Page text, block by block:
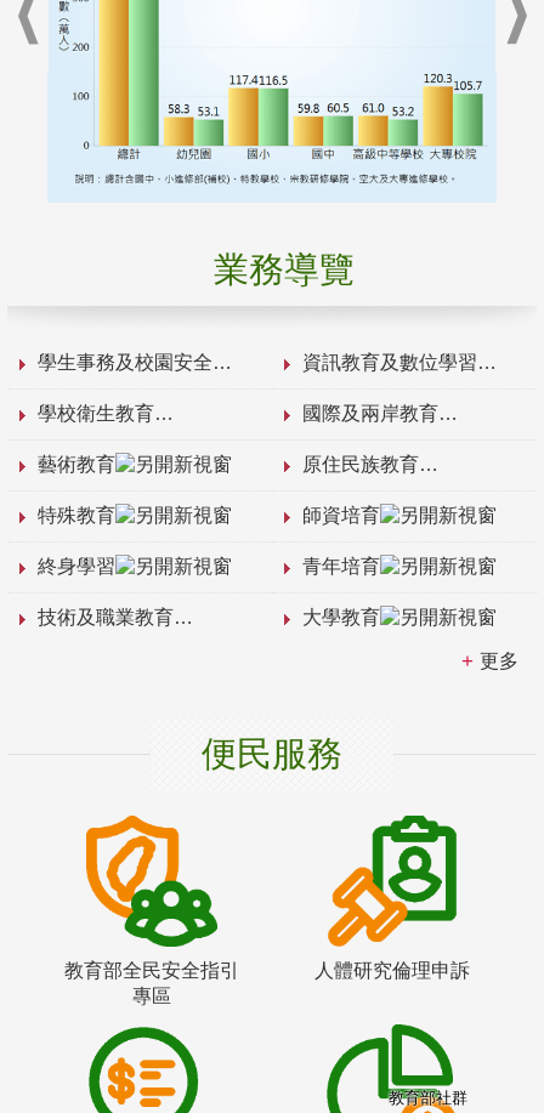
業務導覽
學生事務及校園安全 資訊教育及數位學習
學校衛生教育 國際及兩岸教育
藝術教育 原住民族教育
特殊教育 師資培育
終身學習 青年培育
技術及職業教育 大學教育
更多
便民服務
教育部全民安全指引
專區
人體研究倫理申訴
教育部社群